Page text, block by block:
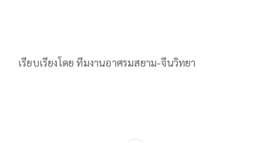
เรียบเรียงโดย ทีมงานอาศรมสยาม-จีนวิทยา